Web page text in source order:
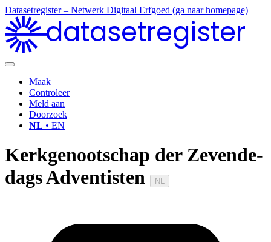
Datasetregister – Netwerk Digitaal Erfgoed (ga naar homepage)
datasetregister
Maak
Controleer
Meld aan
Doorzoek
NL • EN
Kerkgenootschap der Zevende-
dags Adventisten
NL